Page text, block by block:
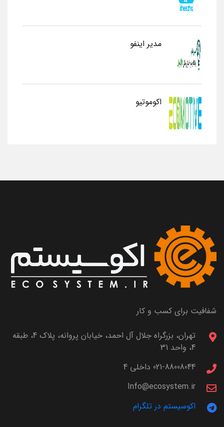
مدیر اینفو
اکوموتیو
شفافیت برای کسب و کار
تهران، بزرگراه جلال آل احمد، خیابان پروانه، پلاک 4، طبقه
4، واحد 31
021-88008044 داخلی 4
Info@ecosystem.ir
اکوسیستم در تلگرام